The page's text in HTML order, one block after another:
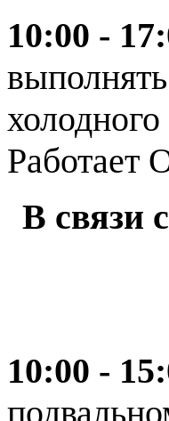
10:00 -
В связи
10:00 -